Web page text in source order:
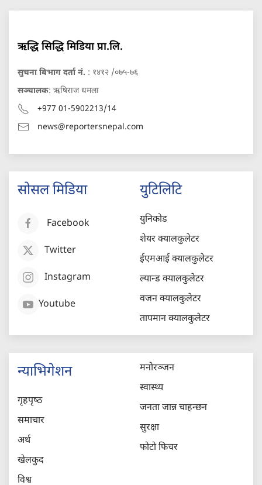
ऋद्धि सिद्धि मिडिया प्रा.लि.
सुचना बिभाग दर्ता नं. : १४१२ /०७५-७६
सञ्चालक: ऋषिराज धमला
+977 01-5902213/14
news@reportersnepal.com
सोसल मिडिया
Facebook
Twitter
Instagram
Youtube
युटिलिटि
युनिकोड
शेयर क्यालकुलेटर
ईएमआई क्यालकुलेटर
ल्यान्ड क्यालकुलेटर
वजन क्यालकुलेटर
तापमान क्यालकुलेटर
न्याभिगेशन
गृहपृष्‍ठ
समाचार
अर्थ
खेलकुद
विश्व
मनोरञ्जन
स्वास्थ्य
जनता जान्न चाहन्छन
सुरक्षा
फोटो फिचर